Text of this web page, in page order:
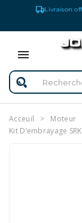
Livraison
Acceuil Moteur
Kit D’embrayage